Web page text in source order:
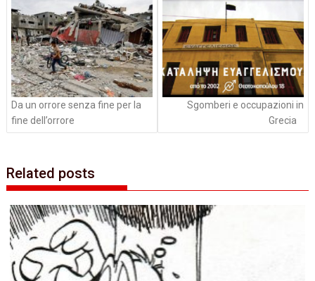
Da un orrore senza fine per la
fine dell’orrore
Sgomberi e occupazioni in
Grecia
Related posts